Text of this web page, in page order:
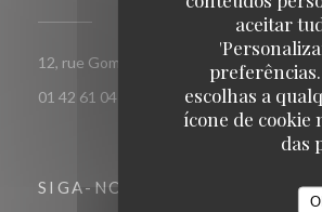
aceitar
escolhas a
ícone de
das
12, rue Gomboust 75001 PARIS ((abre
01 42 61 04 18
SIGA-NOS